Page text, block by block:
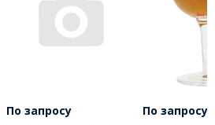
По запросу
По запросу